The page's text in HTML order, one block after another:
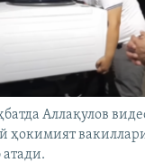
Аллақулов
ҳокимият